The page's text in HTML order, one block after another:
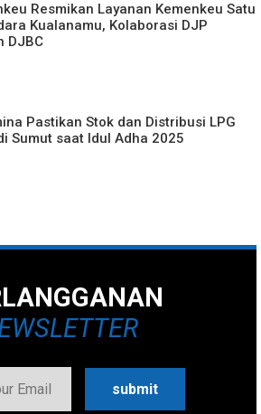
Resmikan Layanan Kemenkeu Satu
Kualanamu, Kolaborasi DJP
DJBC
Pastikan Stok dan Distribusi LPG
Sumut saat Idul Adha 2025